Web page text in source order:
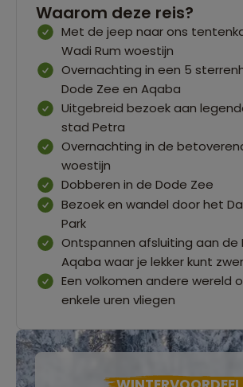
Waarom deze reis?
Met de jeep naar ons
Wadi Rum woestijn
Overnachting in een 5
Dode Zee en Aqaba
Uitgebreid bezoek aan
stad Petra
Overnachting in de
woestijn
Dobberen in de Dode Zee
Bezoek en wandel door het
Park
Ontspannen afsluiting aan de
Aqaba waar je lekker kunt
Een volkomen andere wereld
enkele uren vliegen